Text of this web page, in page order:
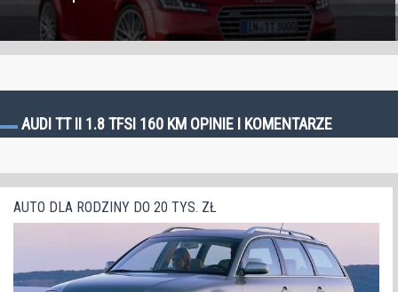
AUDI TT II 1.8 TFSI 160 KM OPINIE I KOMENTARZE
AUTO DLA RODZINY DO 20 TYS. ZŁ